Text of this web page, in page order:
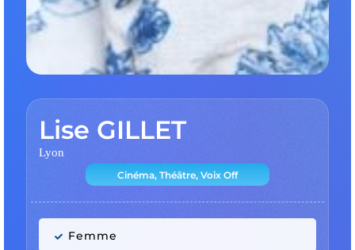
Lise GILLET
Lyon
Cinéma, Théâtre, Voix Off
Femme